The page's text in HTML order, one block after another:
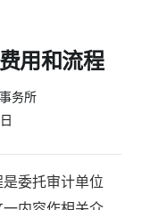
用和流程
务所
是委托审计单位